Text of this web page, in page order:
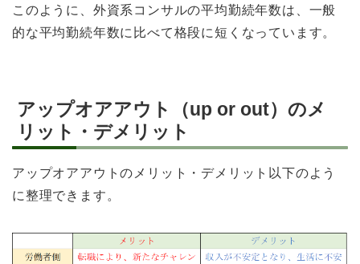
このように、外資系コンサルの平均勤続年数は、一般
的な平均勤続年数に比べて格段に短くなっています。
アップオアアウト（up or out）のメ
リット・デメリット
アップオアアウトのメリット・デメリット以下のよう
に整理できます。